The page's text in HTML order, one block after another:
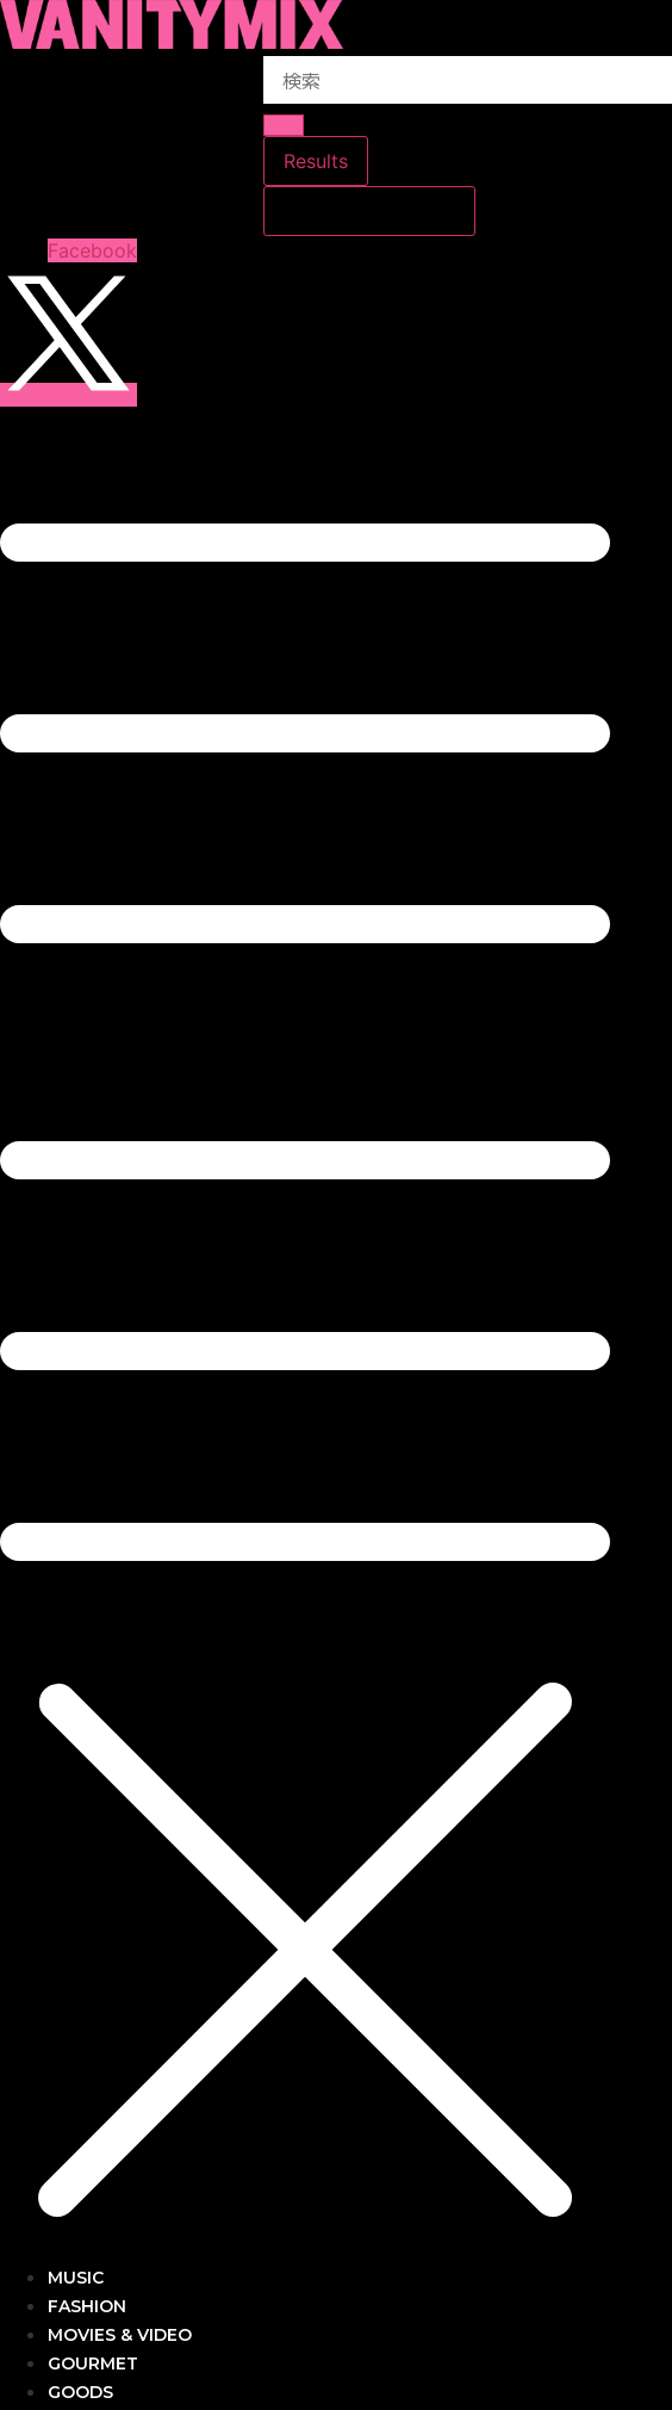
コ
ン
プ
Search
Results
Facebook
MUSIC
FASHION
MOVIES & VIDEO
GOURMET
GOODS